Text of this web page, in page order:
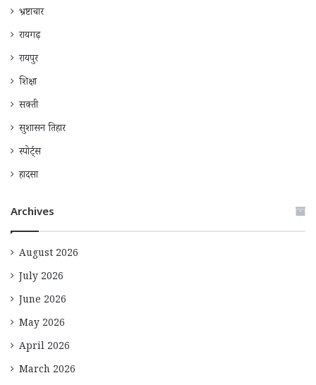
भ्रष्टाचार
रायगढ़
रायपुर
शिक्षा
सक्ती
सुशासन तिहार
स्पोर्ट्स
हादसा
Archives
August 2026
July 2026
June 2026
May 2026
April 2026
March 2026